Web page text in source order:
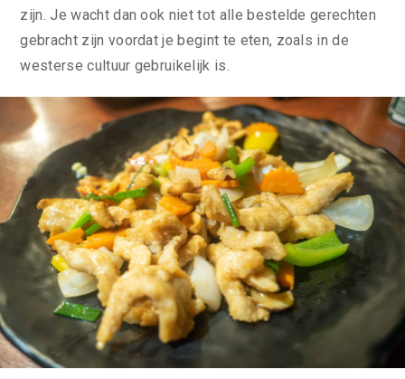
zijn. Je wacht dan ook niet tot alle bestelde gerechten
gebracht zijn voordat je begint te eten, zoals in de
westerse cultuur gebruikelijk is.